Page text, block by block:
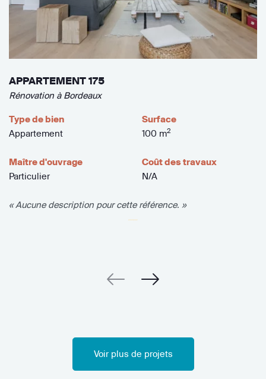
APPARTEMENT 175
Rénovation à Bordeaux
Type de bien
Appartement
Surface
100 m2
Maître d'ouvrage
Particulier
Coût des travaux
N/A
« Aucune description pour cette référence. »
Voir plus de projets